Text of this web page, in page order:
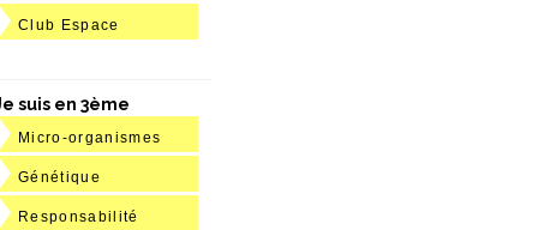
Club Espace
suis en 3ème
Micro-organismes
Génétique
Responsabilité